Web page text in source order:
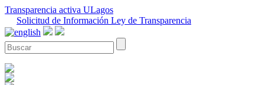
Transparencia activa ULagos
Solicitud de Información Ley de Transparencia